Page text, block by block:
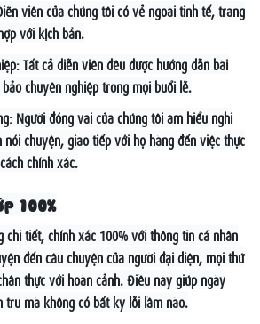
viên của chúng tôi có vẻ ngoài tinh tế, trang
với kịch bản.
Tất cả diễn viên đều được hướng dẫn bài
chuyên nghiệp trong mọi buổi lễ.
Người đóng vai của chúng tôi am hiểu nghi
chuyện, giao tiếp với họ hàng đến việc thực
chính xác.
100%
chi tiết, chính xác 100% với thông tin cá nhân
đến câu chuyện của người đại diện, mọi thứ
thực với hoàn cảnh. Điều này giúp ngày
tru mà không có bất kỳ lỗi lầm nào.